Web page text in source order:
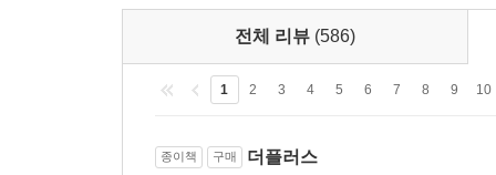
전체 리뷰 (586)
1 2 3 4 5 6 7 8 9 10
종이책 구매 더플러스